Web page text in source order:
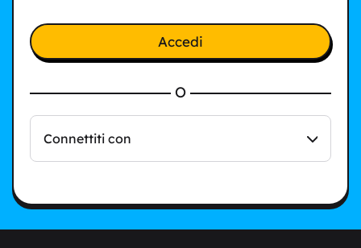
Accedi
O
Connettiti con